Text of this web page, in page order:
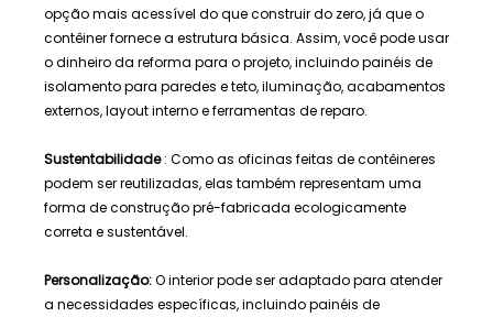
opção mais acessível do que construir do zero, já que o
contêiner fornece a estrutura básica. Assim, você pode usar
o dinheiro da reforma para o projeto, incluindo painéis de
isolamento para paredes e teto, iluminação, acabamentos
externos, layout interno e ferramentas de reparo.
Sustentabilidade: Como as oficinas feitas de contêineres
podem ser reutilizadas, elas também representam uma
forma de construção pré-fabricada ecologicamente
correta e sustentável.
Personalização:O interior pode ser adaptado para atender
a necessidades específicas, incluindo painéis de